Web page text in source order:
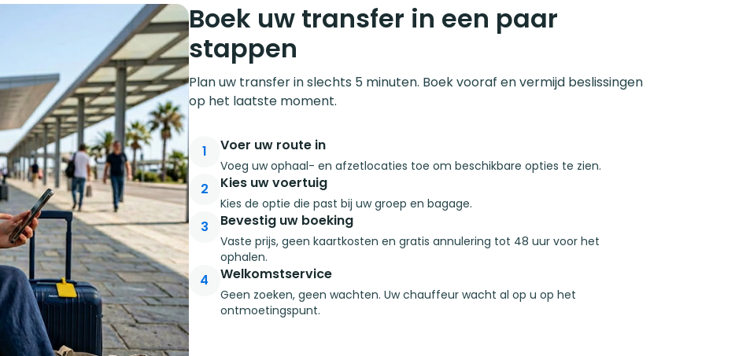
Boek uw transfer in een paar
stappen
Plan uw transfer in slechts 5 minuten. Boek vooraf en vermijd beslissingen
op het laatste moment.
1 Voer uw route in
Voeg uw ophaal- en afzetlocaties toe om beschikbare opties te zien.
2 Kies uw voertuig
Kies de optie die past bij uw groep en bagage.
3 Bevestig uw boeking
Vaste prijs, geen kaartkosten en gratis annulering tot 48 uur voor het
ophalen.
4 Welkomstservice
Geen zoeken, geen wachten. Uw chauffeur wacht al op u op het
ontmoetingspunt.